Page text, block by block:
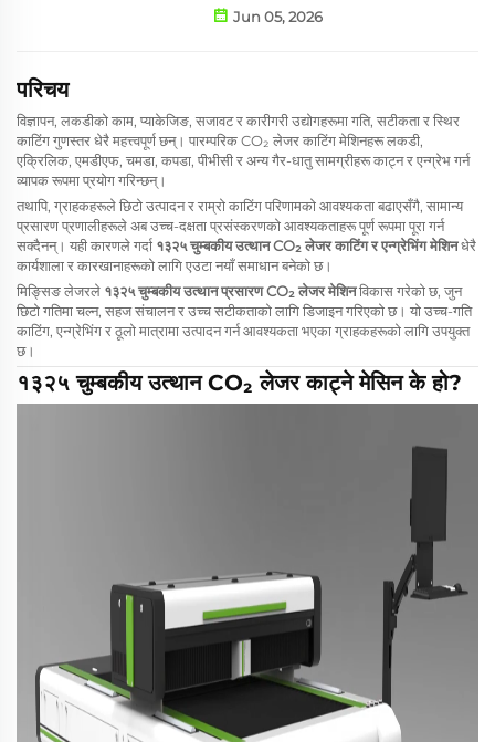
Jun 05, 2026
परिचय
विज्ञापन, लकडीको काम, प्याकेजिङ, सजावट र कारीगरी उद्योगहरूमा गति, सटीकता र स्थिर
काटिंग गुणस्तर धेरै महत्त्वपूर्ण छन्। पारम्परिक CO₂ लेजर काटिंग मेशिनहरू लकडी,
एक्रिलिक, एमडीएफ, चमडा, कपडा, पीभीसी र अन्य गैर-धातु सामग्रीहरू काट्न र एन्ग्रेभ गर्न
व्यापक रूपमा प्रयोग गरिन्छन्।
तथापि, ग्राहकहरूले छिटो उत्पादन र राम्रो काटिंग परिणामको आवश्यकता बढाएसँगै, सामान्य
प्रसारण प्रणालीहरूले अब उच्च-दक्षता प्रसंस्करणको आवश्यकताहरू पूर्ण रूपमा पूरा गर्न
सक्दैनन्। यही कारणले गर्दा १३२५ चुम्बकीय उत्थान CO₂ लेजर काटिंग र एन्ग्रेभिंग मेशिनधेरै
कार्यशाला र कारखानाहरूको लागि एउटा नयाँ समाधान बनेको छ।
मिङ्सिङ लेजरले १३२५ चुम्बकीय उत्थान प्रसारण CO₂ लेजर मेशिनविकास गरेको छ, जुन
छिटो गतिमा चल्न, सहज संचालन र उच्च सटीकताको लागि डिजाइन गरिएको छ। यो उच्च-गति
काटिंग, एन्ग्रेभिंग र ठूलो मात्रामा उत्पादन गर्न आवश्यकता भएका ग्राहकहरूको लागि उपयुक्त
छ।
१३२५ चुम्बकीय उत्थान CO₂ लेजर काट्ने मेसिन के हो?